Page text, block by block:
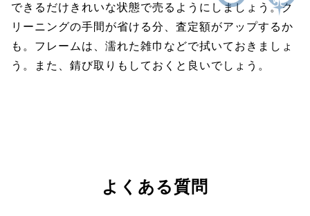
できるだけきれいな状態で売るようにしましょう。ク
リーニングの手間が省ける分、査定額がアップするか
も。フレームは、濡れた雑巾などで拭いておきましょ
う。また、錆び取りもしておくと良いでしょう。
よくある質問